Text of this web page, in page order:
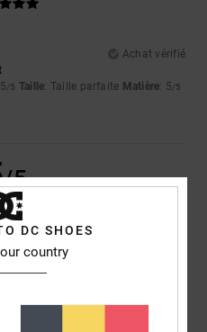
Achat vérifié
/5 Taille: Taille parfaite Matière: 5/5
/5
DC SHOES
country